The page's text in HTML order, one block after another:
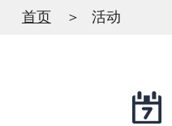
首页 活动